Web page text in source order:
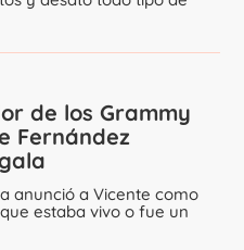
de los Grammy
Fernández
anunció a Vicente como
estaba vivo o fue un